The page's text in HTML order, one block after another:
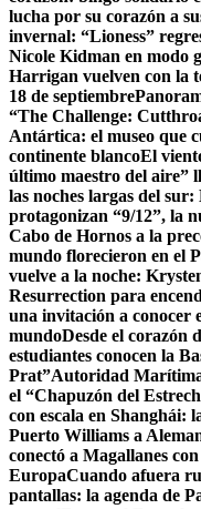
lucha por su corazón a
invernal: “Lioness”
Nicole Kidman en modo
Harrigan vuelven con la
18 de septiembre
“The Challenge:
Antártica: el museo que
continente blancoEl
último maestro del aire”
las noches largas del
protagonizan “9/12”, la
Cabo de Hornos a la
mundo florecieron en el
vuelve a la noche:
Resurrection para
una invitación a conocer
mundoDesde el corazón
estudiantes conocen la
Prat”Autoridad Marítima
el “Chapuzón del
con escala en Shanghái:
Puerto Williams a
conectó a Magallanes
EuropaCuando afuera
pantallas: la agenda de